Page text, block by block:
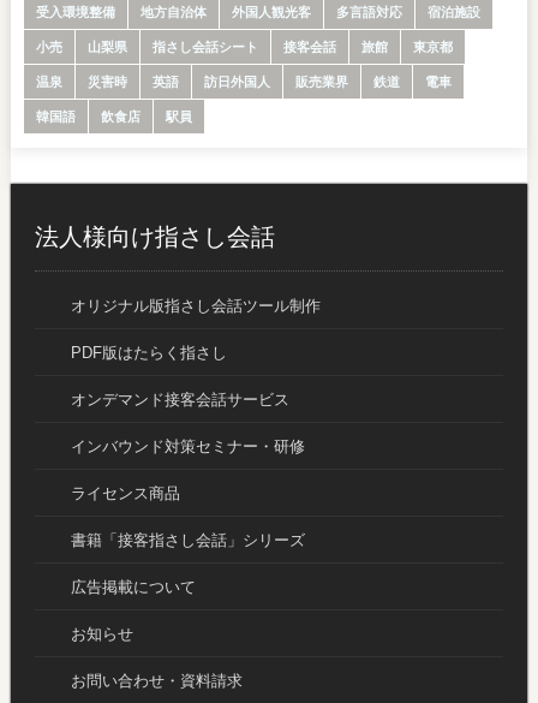
受入環境整備
地方自治体 外国人観光客 多言語対応
宿泊施設
小売
山梨県 指さし会話シート 接客会話 旅館
東京都
温泉
災害時 英語 訪日外国人 販売業界 鉄道
電車
韓国語
飲食店 駅員
法人様向け指さし会話
オリジナル版指さし会話ツール制作
PDF版はたらく指さし
オンデマンド接客会話サービス
インバウンド対策セミナー・研修
ライセンス商品
書籍「接客指さし会話」シリーズ
広告掲載について
お知らせ
お問い合わせ・資料請求